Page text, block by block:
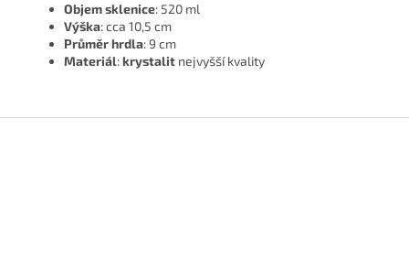
Objem sklenice: 520 ml
Výška: cca 10,5 cm
Průměr hrdla: 9 cm
Materiál:krystalit nejvyšší kvality